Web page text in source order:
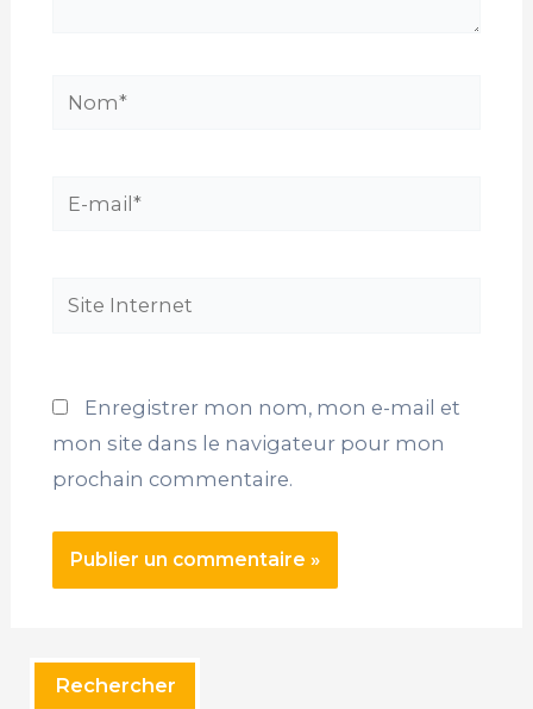
Nom*
E-
Site
Enregistrer mon nom, mon e-mail et
mon site dans le navigateur pour mon
prochain commentaire.
Rechercher